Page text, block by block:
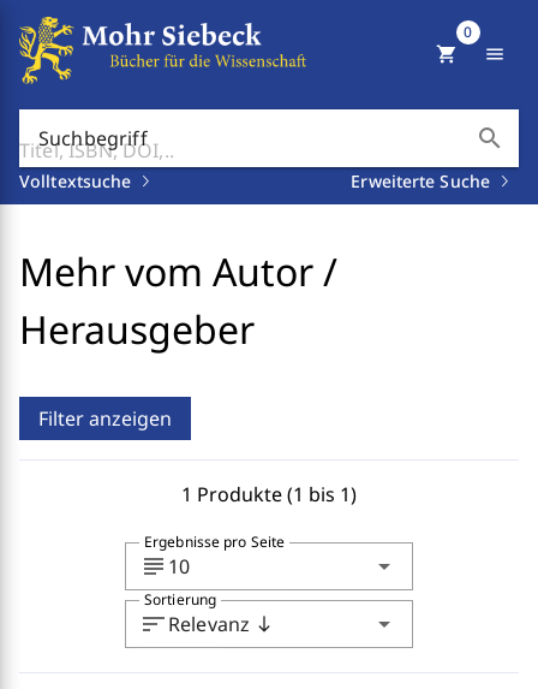
Suchbegriff search
Volltextsuche Erweiterte Suche
shopping_cart
0
menu
Mehr vom Autor /
Herausgeber
Filter anzeigen
1 Produkte (1 bis 1)
subject 10 arrow_drop_down
Ergebnisse pro Seite
sortRelevanz south arrow_drop_down
Sortierung